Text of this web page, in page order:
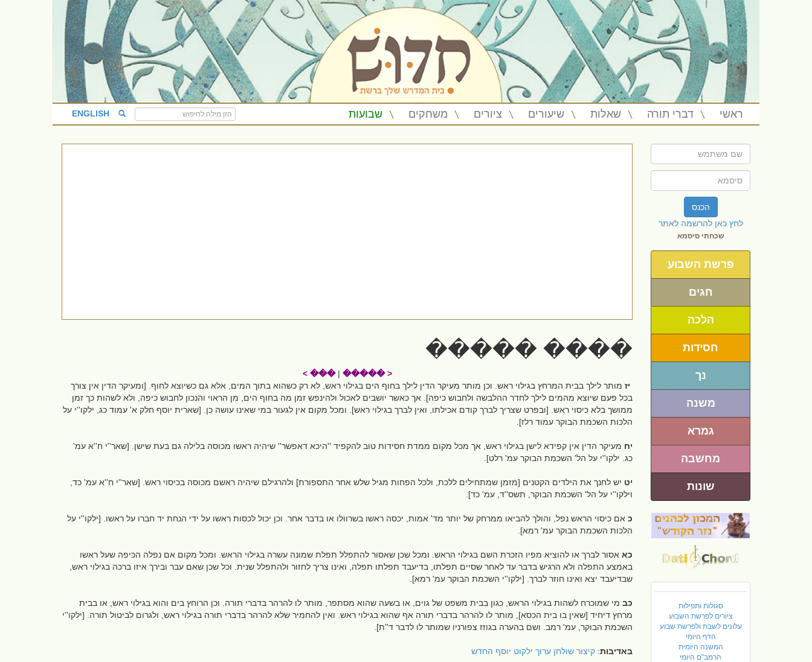
ראשי דברי תורה שאלות שיעורים ציורים משחקים שבועות ENGLISH
הכנס
לחץ כאן להרשמה לאתר
שכחתי סיסמא
פרשת השבוע
חגים
הלכה
חסידות
נך
משנה
גמרא
מחשבה
שונות
סגולות ותפילות
ציורים לפרשת השבוע
עלונים לשבת ולפרשת שבוע
הדף היומי
המשנה היומית
הרמב"ם היומי
���� �����
< �����
|
��� >
יז מותר לילך בבית המרחץ בגילוי ראש. וכן מותר מעיקר הדין לילך בחוף הים בגילוי ראש, לא רק כשהוא בתוך המים, אלא גם כשיוצא לחוף. [ומעיקר הדין אין צורך
בכל פעם שיוצא מהמים לילך לחדר ההלבשה ולחבוש כיפה]. אך כאשר יושבים לאכול ולהינפש זמן מה בחוף הים, מן הראוי והנכון לחבוש כיפה, ולא לשהות כך זמן
ממושך בלא כיסוי ראש. [ובפרט שצריך לברך קודם אכילתו, ואין לברך בגילוי ראש]. ומכל מקום אין לגעור במי שאינו עושה כן. [שארית יוסף חלק א' עמוד כג, ילקו''י על
הלכות השכמת הבוקר עמוד רלז].
יח מעיקר הדין אין קפידא לישן בגילוי ראש, אך מכל מקום ממדת חסידות טוב להקפיד ''היכא דאפשר'' שיהיה ראשו מכוסה בלילה גם בעת שישן. [שאר''י ח''א עמ'
כג. ילקו''י על הל' השכמת הבוקר עמ' רלט].
יט יש לחנך את הילדים הקטנים [מזמן שמתחילים ללכת, ולכל הפחות מגיל שלש אחר התספורת] ולהרגילם שיהיה ראשם מכוסה בכיסוי ראש. [שאר''י ח''א עמ' כד,
וילקו''י על הל' השכמת הבוקר, תשס''ד, עמ' כד].
כ אם כיסוי הראש נפל, והולך להביאו ממרחק של יותר מד' אמות, יכסה ראשו בשרוולו או בדבר אחר. וכן יכול לכסות ראשו על ידי הנחת יד חברו על ראשו. [ילקו''י על
הלכות השכמת הבוקר עמ' רמא].
כא אסור לברך או להוציא מפיו הזכרת השם בגילוי הראש. ומכל שכן שאסור להתפלל תפלת שמונה עשרה בגילוי הראש. ומכל מקום אם נפלה הכיפה שעל ראשו
באמצע התפלה ולא הרגיש בדבר עד לאחר שסיים תפלתו, בדיעבד תפלתו תפלה, ואינו צריך לחזור ולהתפלל שנית. וכל שכן שאם עבר ובירך איזו ברכה בגילוי ראש,
שבדיעבד יצא ואינו חוזר לברך. [ילקו''י השכמת הבוקר עמ' רמא].
כב מי שמוכרח לשהות בגילוי הראש, כגון בבית משפט של גוים, או בשעה שהוא מסתפר, מותר לו להרהר בדברי תורה. וכן הרוחץ בים והוא בגילוי ראש, או בבית
מרחץ דיחיד [שאין בו בית הכסא], מותר לו להרהר בדברי תורה אף שהוא בגילוי ראש. ואין להחמיר שלא להרהר בדברי תורה בגילוי ראש, ולגרום לביטול תורה. [ילקו''י
השכמת הבוקר, עמ' רמב. ושם בהערה בגוזז צפורניו שמותר לו לדבר ד''ת].
באדיבות: קיצור שולחן ערוך ילקוט יוסף החדש